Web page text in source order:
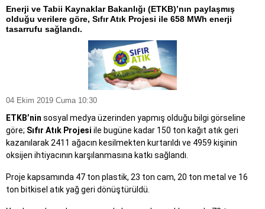
Enerji ve Tabii Kaynaklar Bakanlığı (ETKB)’nın paylaşmış
olduğu verilere göre, Sıfır Atık Projesi ile 658 MWh enerji
tasarrufu sağlandı.
04 Ekim 2019 Cuma 10:30
ETKB’nin sosyal medya üzerinden yapmış olduğu bilgi görseline
göre; Sıfır Atık Projesi ile bugüne kadar 150 ton kağıt atık geri
kazanılarak 2411 ağacın kesilmekten kurtarıldı ve 4959 kişinin
oksijen ihtiyacının karşılanmasına katkı sağlandı.
Proje kapsamında 47 ton plastik, 23 ton cam, 20 ton metal ve 16
ton bitkisel atık yağ geri dönüştürüldü.